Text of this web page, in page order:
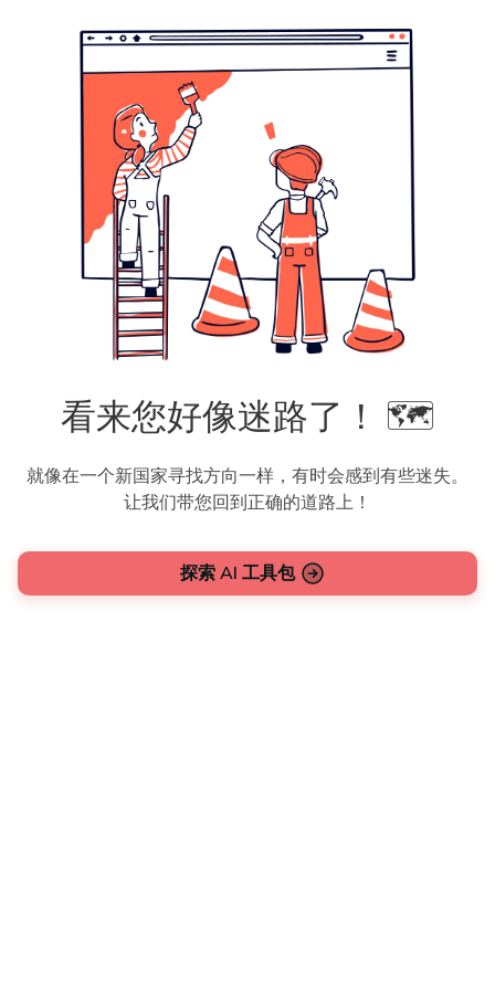
看来您好像迷路了！ 🗺️
就像在一个新国家寻找方向一样，有时会感到有些迷失。
让我们带您回到正确的道路上！
探索 AI 工具包